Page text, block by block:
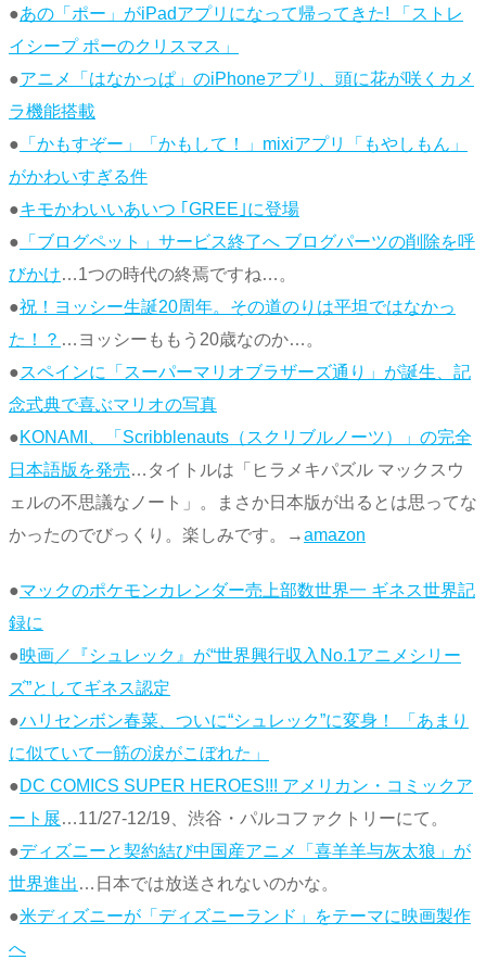
●あの「ポー」がiPadアプリになって帰ってきた! 「ストレ
イシープ ポーのクリスマス」
●アニメ「はなかっぱ」のiPhoneアプリ、頭に花が咲くカメ
ラ機能搭載
● 「かもすぞー」「かもして！」mixiアプリ「もやしもん」
がかわいすぎる件
●キモかわいいあいつ ｢GREE｣に登場
● 「ブログペット」サービス終了へ ブログパーツの削除を呼
びかけ…1つの時代の終焉ですね…。
●祝！ヨッシー生誕20周年。その道のりは平坦ではなかっ
た！？ …ヨッシーももう20歳なのか…。
●スペインに「スーパーマリオブラザーズ通り」が誕生、記
念式典で喜ぶマリオの写真
●KONAMI、「Scribblenauts（スクリブルノーツ）」の完全
日本語版を発売…タイトルは「ヒラメキパズル マックスウ
ェルの不思議なノート」。まさか日本版が出るとは思ってな
かったのでびっくり。楽しみです。→amazon
●マックのポケモンカレンダー売上部数世界一 ギネス世界記
録に
●映画／『シュレック』が“世界興行収入No.1アニメシリー
ズ”としてギネス認定
●ハリセンボン春菜、ついに“シュレック”に変身！ 「あまり
に似ていて一筋の涙がこぼれた」
●DC COMICS SUPER HEROES!!! アメリカン・コミックア
ート展…11/27-12/19、渋谷・パルコファクトリーにて。
●ディズニーと契約結び中国産アニメ「喜羊羊与灰太狼」が
世界進出 …日本では放送されないのかな。
●米ディズニーが「ディズニーランド」をテーマに映画製作
へ